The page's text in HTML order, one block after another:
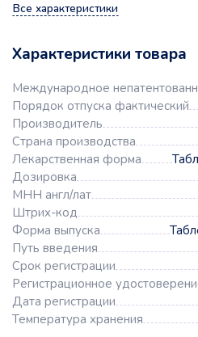
Все характеристики
Характеристики товара
Международное
Порядок отпуска фактический
Производитель
Страна производства
Лекарственная форма
Дозировка
МНН англ/лат
Штрих-код
Форма выпуска
Путь введения
Срок регистрации
Регистрационное
Дата регистрации
Температура хранения